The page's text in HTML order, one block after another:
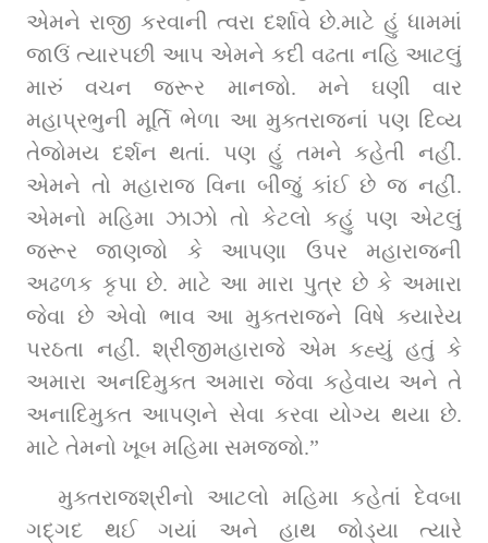
એમને રાજી કરવાની ત્વરા દર્શાવે છે.માટે હું ધામમાં
જાઉં ત્યારપછી આપ એમને કદી વઢતા નહિ આટલું
મારું વચન જરૂર માનજો. મને ઘણી વાર
મહાપ્રભુની મૂર્તિ ભેળા આ મુક્તરાજનાં પણ દિવ્ય
તેજોમય દર્શન થતાં. પણ હું તમને કહેતી નહીં.
એમને તો મહારાજ વિના બીજું કાંઈ છે જ નહીં.
એમનો મહિમા ઝાઝો તો કેટલો કહું પણ એટલું
જરૂર જાણજો કે આપણા ઉપર મહારાજની
અઢળક કૃપા છે. માટે આ મારા પુત્ર છે કે અમારા
જેવા છે એવો ભાવ આ મુક્તરાજને વિષે ક્યારેય
પરઠતા નહીં. શ્રીજીમહારાજે એમ કહ્યું હતું કે
અમારા અનદિમુક્ત અમારા જેવા કહેવાય અને તે
અનાદિમુક્ત આપણને સેવા કરવા યોગ્ય થયા છે.
માટે તેમનો ખૂબ મહિમા સમજજો.”
મુક્તરાજશ્રીનો આટલો મહિમા કહેતાં દેવબા
ગદ્‌ગદ થઈ ગયાં અને હાથ જોડ્યા ત્યારે